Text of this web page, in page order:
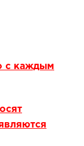
с каждым